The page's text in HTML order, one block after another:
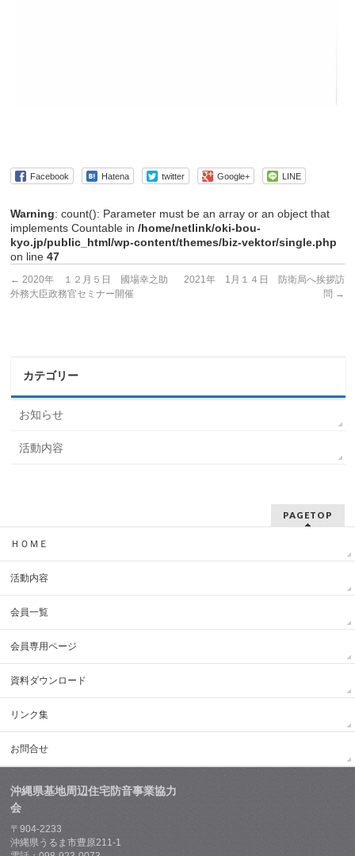
Facebook Hatena twitter Google+ LINE
Warning: count(): Parameter must be an array or an object that
implements Countable in/home/netlink/oki-bou-
kyo.jp/public_html/wp-content/themes/biz-vektor/single.php
on line47
← 2020年 １２月５日 國場幸之助
外務大臣政務官セミナー開催
2021年 1月１４日 防衛局へ挨拶訪
問 →
カテゴリー
お知らせ
活動内容
PAGETOP
ＨＯＭＥ
活動内容
会員一覧
会員専用ページ
資料ダウンロード
リンク集
お問合せ
沖縄県基地周辺住宅防音事業協力
会
〒904-2233
沖縄県うるま市豊原211-1